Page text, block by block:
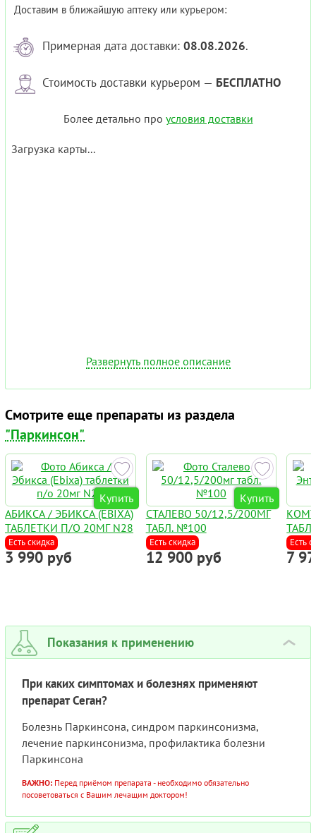
Доставим в ближайшую аптеку или курьером:
Примерная дата доставки: 08.08.2026.
Стоимость доставки курьером — БЕСПЛАТНО
Более детально про условия доставки
Загрузка карты...
Развернуть полное описание
Смотрите еще препараты из раздела
"Паркинсон"
Купить
АБИКСА / ЭБИКСА (EBIXA)
ТАБЛЕТКИ П/О 20МГ N28
Есть скидка
3 990 руб
Купить
СТАЛЕВО 50/12,5/200МГ
ТАБЛ. №100
Есть скидка
12 900 руб
Есть
7
Показания к применению ›
При каких симптомах и болезнях применяют
препарат Сеган?
Болезнь Паркинсона, синдром паркинсонизма,
лечение паркинсонизма, профилактика болезни
Паркинсона
ВАЖНО: Перед приёмом препарата - необходимо обязательно
посоветоваться с Вашим лечащим доктором!